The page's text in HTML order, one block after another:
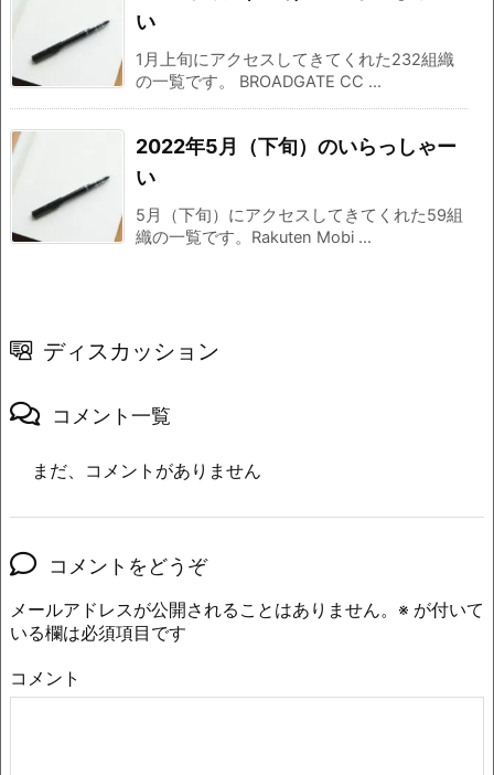
い
1月上旬にアクセスしてきてくれた232組織
の一覧です。 BROADGATE CC ...
2022年5月（下旬）のいらっしゃー
い
5月（下旬）にアクセスしてきてくれた59組
織の一覧です。Rakuten Mobi ...
ディスカッション
コメント一覧
まだ、コメントがありません
コメントをどうぞ
メールアドレスが公開されることはありません。 ※ が付いて
いる欄は必須項目です
コメント